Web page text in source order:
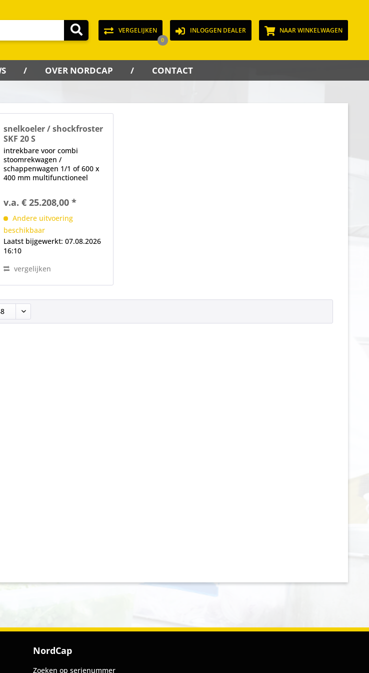
VERGELIJKEN
0
INLOGGEN DEALER NAAR WINKELWAGEN
OVER NORDCAP CONTACT
snelkoeler / shockfroster
SKF 20 S
intrekbare voor combi
stoomrekwagen /
schappenwagen 1/1 of 600 x
400 mm multifunctioneel
ventilatorsnelheid 1 x
massieve deur, RVS, frame
verwarming, kasteel, deurstop
links,...
v.a. € 25.208,00 *
Andere uitvoering
beschikbaar
Laatst bijgewerkt: 07.08.2026
16:10
vergelijken
NordCap
Zoeken op serienummer